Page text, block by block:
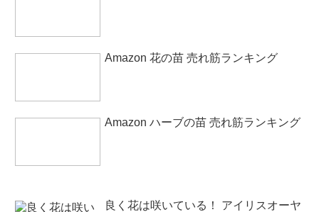
Amazon 花の苗 売れ筋ランキング
Amazon ハーブの苗 売れ筋ランキング
良く花は咲いている！ アイリスオーヤ